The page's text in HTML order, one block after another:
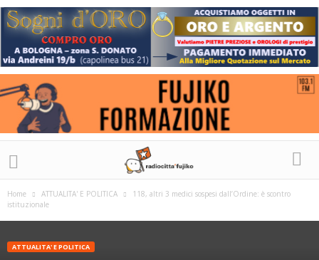
Home ATTUALITA' E POLITICA
118, altri 3 medici sospesi dall’Ordine: è scontro
istituzionale
ATTUALITA' E POLITICA